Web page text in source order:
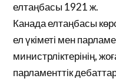
елтаңбасы 1921 ж.
Канада елтаңбасы
ел үкіметі мен
министрліктерінің,
парламенттік